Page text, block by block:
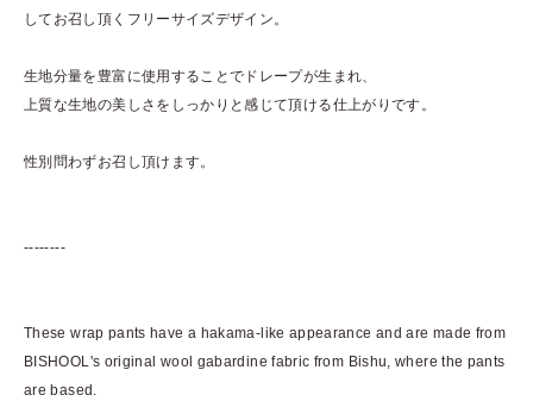
してお召し頂くフリーサイズデザイン。
生地分量を豊富に使用することでドレープが生まれ、
上質な生地の美しさをしっかりと感じて頂ける仕上がりです。
性別問わずお召し頂けます。
--------
These wrap pants have a hakama-like appearance and are made from
BISHOOL's original wool gabardine fabric from Bishu, where the pants
are based.